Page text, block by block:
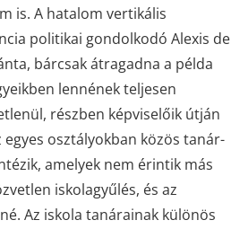
is. A hatalom vertikális
politikai gondolkodó Alexis de
bárcsak átragadna a példa
lennének teljesen
részben képviselőik útján
osztályokban közös tanár-
amelyek nem érintik más
iskolagyűlés, és az
Az iskola tanárainak különös